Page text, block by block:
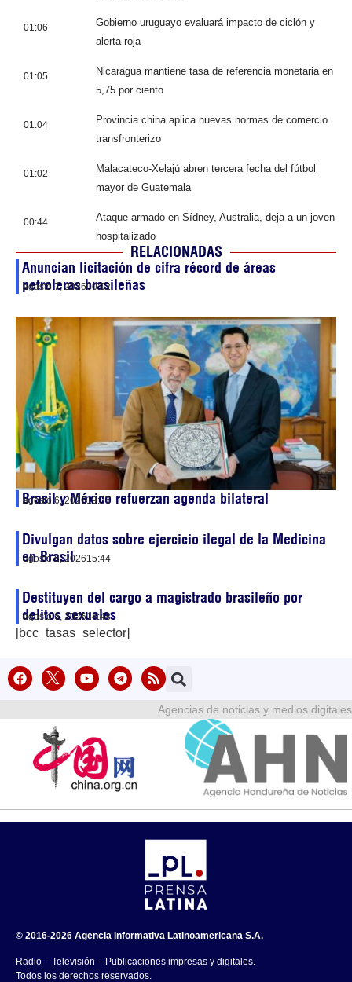
01:06
Gobierno uruguayo evaluará impacto de ciclón y
alerta roja
01:05
Nicaragua mantiene tasa de referencia monetaria en
5,75 por ciento
01:04
Provincia china aplica nuevas normas de comercio
transfronterizo
01:02
Malacateco-Xelajú abren tercera fecha del fútbol
mayor de Guatemala
00:44
Ataque armado en Sídney, Australia, deja a un joven
hospitalizado
RELACIONADAS
Anuncian licitación de cifra récord de áreas
petroleras brasileñas
agosto 7, 202600:02
Brasil y México refuerzan agenda bilateral
agosto 6, 202619:36
Divulgan datos sobre ejercicio ilegal de la Medicina
en Brasil
agosto 6, 202615:44
Destituyen del cargo a magistrado brasileño por
delitos sexuales
agosto 6, 202614:48
[bcc_tasas_selector]
Agencias de noticias y medios digitales
© 2016-2026 Agencia Informativa Latinoamericana S.A.
Radio – Televisión – Publicaciones impresas y digitales.
Todos los derechos reservados.